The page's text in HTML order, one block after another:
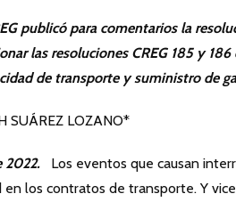
publicó para comentarios la
las resoluciones CREG 185 y
de transporte y suministro de
SUÁREZ LOZANO*
2022. Los eventos que causan
en los contratos de transporte. Y